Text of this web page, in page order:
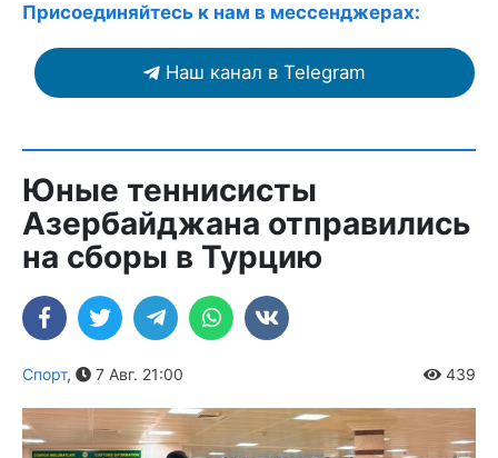
Присоединяйтесь к нам в мессенджерах:
Наш канал в Telegram
Юные теннисисты
Азербайджана отправились
на сборы в Турцию
Спорт, 7 Авг. 21:00 439